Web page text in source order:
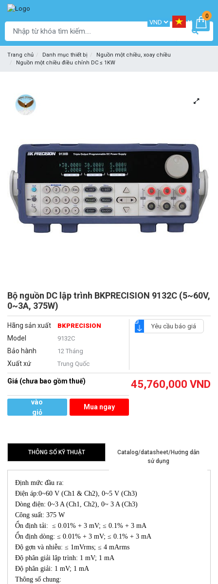
0
Trang chủ Danh mục thiết bị
Nguồn một chiều, xoay chiều
Nguồn một chiều điều chỉnh DC ≤ 1KW
Bộ nguồn DC lập trình BKPRECISION 9132C (5~60V,
0~3A, 375W)
Hãng sản xuất BKPRECISION
Model 9132C
Bảo hành 12 Tháng
Xuất xứ Trung Quốc
Yêu cầu báo giá
Giá (chưa bao gồm thuế) 45,760,000 VND
vào
giỏ
Mua ngay
THÔNG SỐ KỸ THUẬT
Catalog/datasheet/Hướng dẫn
sử dụng
Định mức đầu ra:
Điện áp:0~60 V (Ch1 & Ch2), 0~5 V (Ch3)
Dòng điện: 0~3 A (Ch1, Ch2), 0~ 3 A (Ch3)
Công suất: 375 W
Ổn định tải: ≤ 0.01% + 3 mV; ≤ 0.1% + 3 mA
Ổn định dòng: ≤ 0.01% + 3 mV; ≤ 0.1% + 3 mA
Độ gợn và nhiễu: ≤ 1mVrms; ≤ 4 mArms
Độ phân giải lập trình: 1 mV; 1 mA
Độ phân giải: 1 mV; 1 mA
Thông số chung: